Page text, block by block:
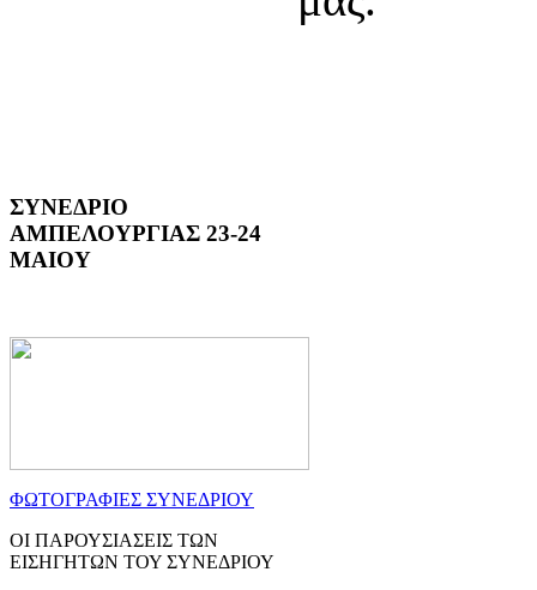
ΣΥΝΕΔΡΙΟ
ΑΜΠΕΛΟΥΡΓΙΑΣ 23-24
ΜΑΙΟΥ
ΦΩΤΟΓΡΑΦΙΕΣ ΣΥΝΕΔΡΙΟΥ
ΟΙ ΠΑΡΟΥΣΙΑΣΕΙΣ ΤΩΝ
ΕΙΣΗΓΗΤΩΝ ΤΟΥ ΣΥΝΕΔΡΙΟΥ